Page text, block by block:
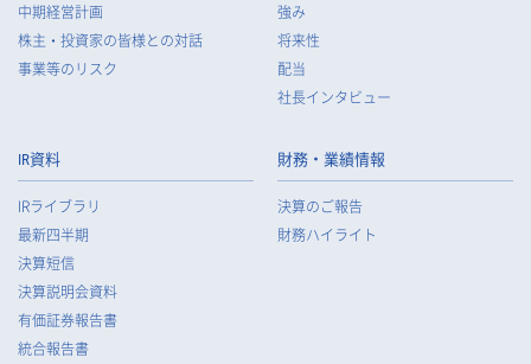
中期経営計画
株主・投資家の皆様との対話
事業等のリスク
強み
将来性
配当
社長インタビュー
IR資料
IRライブラリ
最新四半期
決算短信
決算説明会資料
有価証券報告書
統合報告書
財務・業績情報
決算のご報告
財務ハイライト